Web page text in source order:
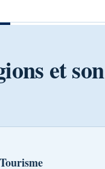
et son
Tourisme